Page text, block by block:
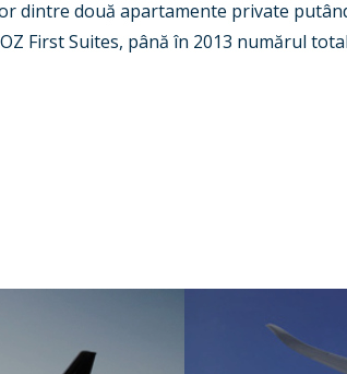
dintre două apartamente private
First Suites, până în 2013 numărul